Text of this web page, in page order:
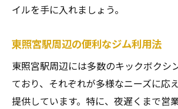
イルを手に入れましょう。
東照宮駅周辺の便利なジム利用法
東照宮駅周辺には多数のキックボクシ
ており、それぞれが多様なニーズに応
提供しています。特に、夜遅くまで営